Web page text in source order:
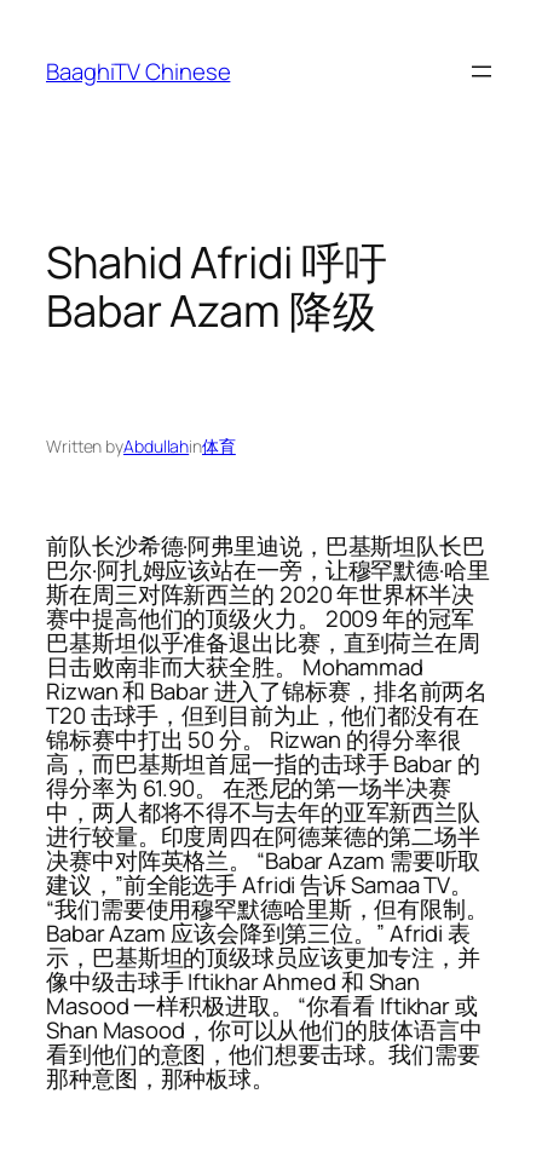
content
BaaghiTV Chinese
Shahid Afridi 呼吁
Babar Azam 降级
Written byAbdullahin体育
前队长沙希德·阿弗里迪说，巴基斯坦队长巴
巴尔·阿扎姆应该站在一旁，让穆罕默德·哈里
斯在周三对阵新西兰的 2020 年世界杯半决
赛中提高他们的顶级火力。 2009 年的冠军
巴基斯坦似乎准备退出比赛，直到荷兰在周
日击败南非而大获全胜。 Mohammad
Rizwan 和 Babar 进入了锦标赛，排名前两名
T20 击球手，但到目前为止，他们都没有在
锦标赛中打出 50 分。 Rizwan 的得分率很
高，而巴基斯坦首屈一指的击球手 Babar 的
得分率为 61.90。 在悉尼的第一场半决赛
中，两人都将不得不与去年的亚军新西兰队
进行较量。印度周四在阿德莱德的第二场半
决赛中对阵英格兰。 “Babar Azam 需要听取
建议，”前全能选手 Afridi 告诉 Samaa TV。
“我们需要使用穆罕默德哈里斯，但有限制。
Babar Azam 应该会降到第三位。” Afridi 表
示，巴基斯坦的顶级球员应该更加专注，并
像中级击球手 Iftikhar Ahmed 和 Shan
Masood 一样积极进取。 “你看看 Iftikhar 或
Shan Masood，你可以从他们的肢体语言中
看到他们的意图，他们想要击球。我们需要
那种意图，那种板球。